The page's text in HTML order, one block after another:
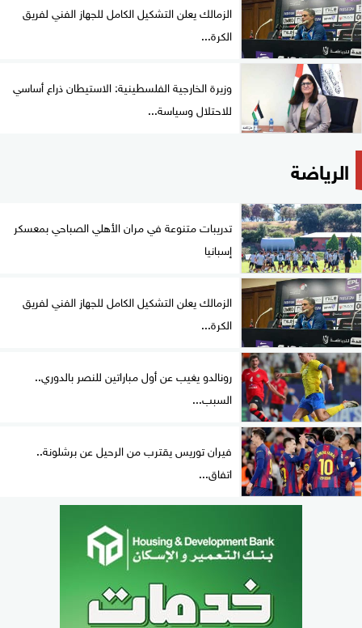
الزمالك يعلن التشكيل الكامل للجهاز الفني لفريق
الكرة...
وزيرة الخارجية الفلسطينية: الاستيطان ذراع أساسي
للاحتلال وسياسة...
الرياضة
تدريبات متنوعة في مران الأهلي الصباحي بمعسكر
إسبانيا
الزمالك يعلن التشكيل الكامل للجهاز الفني لفريق
الكرة...
رونالدو يغيب عن أول مباراتين للنصر بالدوري..
السبب...
فيران توريس يقترب من الرحيل عن برشلونة..
اتفاق...